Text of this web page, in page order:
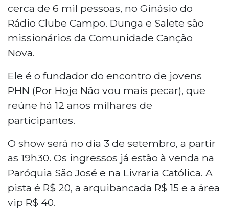
cerca de 6 mil pessoas, no Ginásio do
Rádio Clube Campo. Dunga e Salete são
missionários da Comunidade Canção
Nova.
Ele é o fundador do encontro de jovens
PHN (Por Hoje Não vou mais pecar), que
reúne há 12 anos milhares de
participantes.
O show será no dia 3 de setembro, a partir
as 19h30. Os ingressos já estão à venda na
Paróquia São José e na Livraria Católica. A
pista é R$ 20, a arquibancada R$ 15 e a área
vip R$ 40.